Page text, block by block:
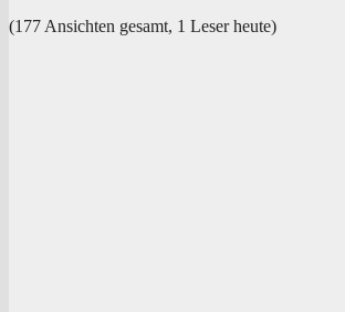
(177 Ansich­ten gesamt, 1 Leser heute)